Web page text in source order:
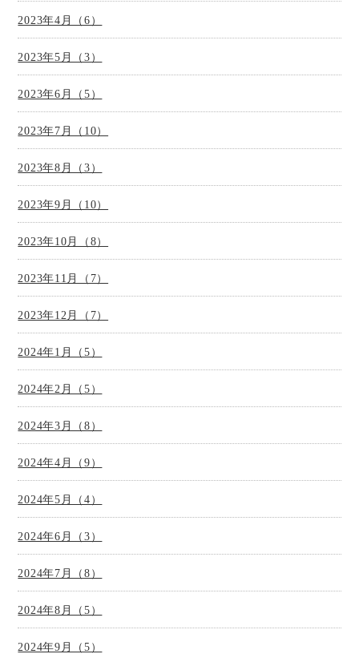
2023年4月（6）
2023年5月（3）
2023年6月（5）
2023年7月（10）
2023年8月（3）
2023年9月（10）
2023年10月（8）
2023年11月（7）
2023年12月（7）
2024年1月（5）
2024年2月（5）
2024年3月（8）
2024年4月（9）
2024年5月（4）
2024年6月（3）
2024年7月（8）
2024年8月（5）
2024年9月（5）